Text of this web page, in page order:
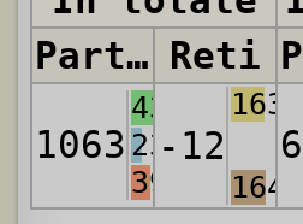
Partite Reti
1063
437
232
394
-12
1631
1643